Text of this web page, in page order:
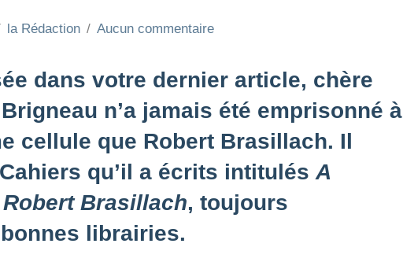
la Rédaction Aucun commentaire
dans votre dernier article, chère
n’a jamais été emprisonné à
cellule que Robert Brasillach. Il
qu’il a écrits intitulésA
Brasillach, toujours
librairies.